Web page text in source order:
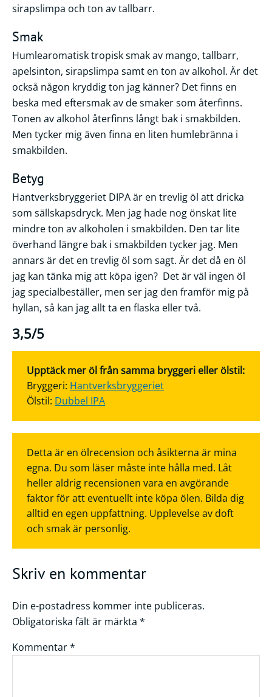
sirapslimpa och ton av tallbarr.
Smak
Humlearomatisk tropisk smak av mango, tallbarr,
apelsinton, sirapslimpa samt en ton av alkohol. Är det
också någon kryddig ton jag känner? Det finns en
beska med eftersmak av de smaker som återfinns.
Tonen av alkohol återfinns långt bak i smakbilden.
Men tycker mig även finna en liten humlebränna i
smakbilden.
Betyg
Hantverksbryggeriet DIPA är en trevlig öl att dricka
som sällskapsdryck. Men jag hade nog önskat lite
mindre ton av alkoholen i smakbilden. Den tar lite
överhand längre bak i smakbilden tycker jag. Men
annars är det en trevlig öl som sagt. Är det då en öl
jag kan tänka mig att köpa igen? Det är väl ingen öl
jag specialbeställer, men ser jag den framför mig på
hyllan, så kan jag allt ta en flaska eller två.
3,5/5
Upptäck mer öl från samma bryggeri eller ölstil:
Bryggeri: Hantverksbryggeriet
Ölstil: Dubbel IPA
Detta är en ölrecension och åsikterna är mina
egna. Du som läser måste inte hålla med. Låt
heller aldrig recensionen vara en avgörande
faktor för att eventuellt inte köpa ölen. Bilda dig
alltid en egen uppfattning. Upplevelse av doft
och smak är personlig.
Skriv en kommentar
Din e-postadress kommer inte publiceras.
Obligatoriska fält är märkta *
Kommentar*